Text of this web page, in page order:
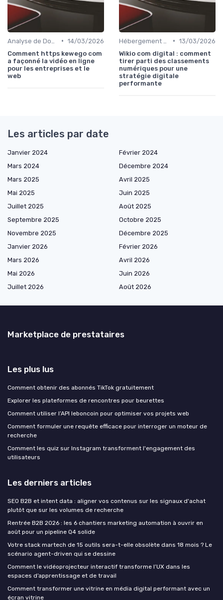
• 14/03/2026
Comment https kewego com
a façonné la vidéo en ligne
pour les entreprises et le
web
• 13/03/2026
Wikio com digital : comment
tirer parti des classements
numériques pour une
stratégie digitale
performante
Les articles par date
Janvier 2024
Février 2024
Mars 2024
Décembre 2024
Mars 2025
Avril 2025
Mai 2025
Juin 2025
Juillet 2025
Août 2025
Septembre 2025
Octobre 2025
Novembre 2025
Décembre 2025
Janvier 2026
Février 2026
Mars 2026
Avril 2026
Mai 2026
Juin 2026
Juillet 2026
Août 2026
Marketplace de prestataires
Les plus lus
Comment obtenir des abonnés TikTok gratuitement
Explorer les plateformes de rencontres pour beurettes
Comment utiliser l’API leboncoin pour optimiser vos projets web
Comment formuler une requête efficace pour interroger un moteur de
recherche
Comment les quiz sur Instagram transforment l'engagement des
utilisateurs
Les derniers articles
SEO B2B et intent data : aligner vos contenus sur les signaux d'achat
plutôt que sur les volumes de recherche
Rentrée B2B 2026 : les 6 chantiers marketing automation à ouvrir en
août pour un pipeline Q4 solide
Votre stack martech de 15 outils sera-t-elle obsolète dans 18 mois ? Le
scénario agent-driven qui se dessine
Comment le vidéoprojecteur interactif transforme l’UX dans les
espaces d’apprentissage et de travail
Comment transformer une vitrine en média digital performant avec un
écran vitrine